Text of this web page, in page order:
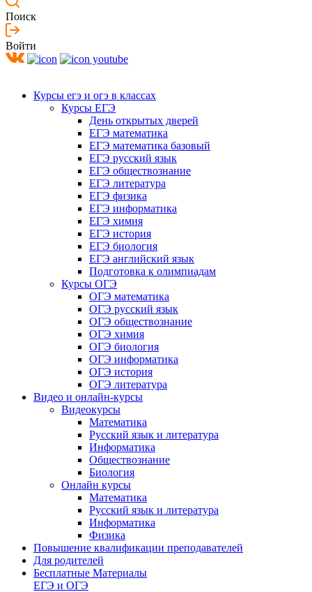
Поиск
Войти
Курсы егэ и огэ в классах
Курсы ЕГЭ
День открытых дверей
ЕГЭ математика
ЕГЭ математика базовый
ЕГЭ русский язык
ЕГЭ обществознание
ЕГЭ литература
ЕГЭ физика
ЕГЭ информатика
ЕГЭ химия
ЕГЭ история
ЕГЭ биология
ЕГЭ английский язык
Подготовка к олимпиадам
Курсы ОГЭ
ОГЭ математика
ОГЭ русский язык
ОГЭ обществознание
ОГЭ химия
ОГЭ биология
ОГЭ информатика
ОГЭ история
ОГЭ литература
Видео и онлайн-курсы
Видеокурсы
Математика
Русский язык и литература
Информатика
Обществознание
Биология
Онлайн курсы
Математика
Русский язык и литература
Информатика
Физика
Повышение квалификации преподавателей
Для родителей
Бесплатные Материалы
ЕГЭ и ОГЭ